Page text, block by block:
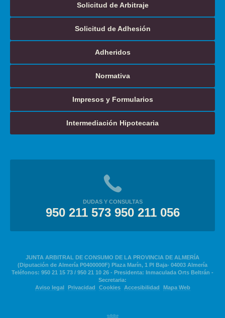
Solicitud de Arbitraje
Solicitud de Adhesión
Adheridos
Normativa
Impresos y Formularios
Intermediación Hipotecaria
DUDAS Y CONSULTAS
950 211 573 950 211 056
JUNTA ARBITRAL DE CONSUMO DE LA PROVINCIA DE ALMERÍA
(Diputación de Almería P0400000F) Plaza Marín, 1 Pl Baja- 04003 Almería
Teléfonos: 950 21 15 73 / 950 21 10 26 - Presidenta: Inmaculada Orts Beltrán -
Secretaria:
Aviso legal
Privacidad Cookies Accesibilidad Mapa Web